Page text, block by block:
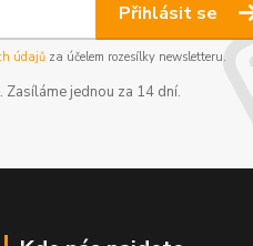
Přihlásit se
údajůza účelem rozesílky newsletteru.
jednou za 14 dní.